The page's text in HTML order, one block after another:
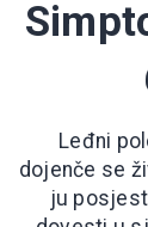
Leđni
dojenče se
ju